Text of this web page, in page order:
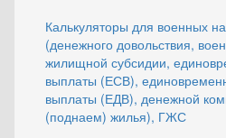
Калькуляторы для военных
(денежного довольствия,
жилищной субсидии,
выплаты (ЕСВ),
выплаты (ЕДВ), денежной
(поднаем) жилья), ГЖС